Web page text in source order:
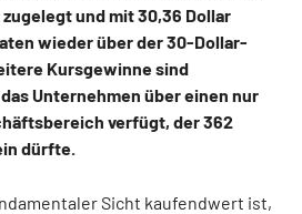
und mit 30,36 Dollar
wieder über der 30-Dollar-
Kursgewinne sind
Unternehmen über einen nur
verfügt, der 362
dürfte.
Sicht kaufendwert ist,